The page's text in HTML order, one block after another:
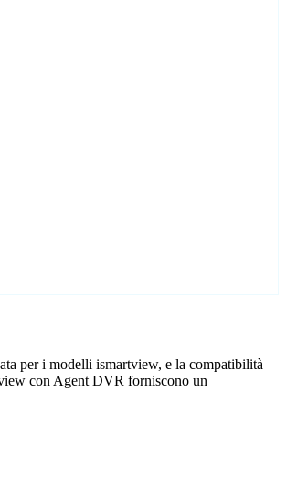
per i modelli ismartview, e la compatibilità
con Agent DVR forniscono un